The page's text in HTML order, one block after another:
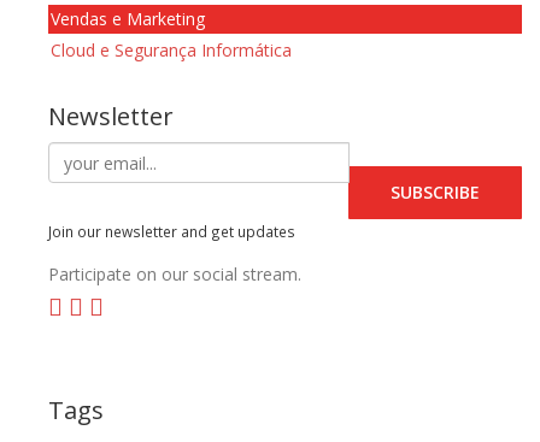
Vendas e Marketing
Cloud e Segurança Informática
Newsletter
SUBSCRIBE
Join our newsletter and get updates
Participate on our social stream.
Tags